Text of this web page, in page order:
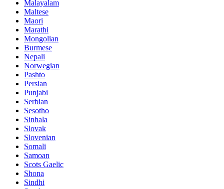
Malayalam
Maltese
Maori
Marathi
Mongolian
Burmese
Nepali
Norwegian
Pashto
Persian
Punjabi
Serbian
Sesotho
Sinhala
Slovak
Slovenian
Somali
Samoan
Scots Gaelic
Shona
Sindhi